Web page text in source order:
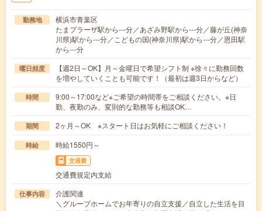
勤務地
横浜市青葉区
たまプラーザ駅から---分／あざみ野駅から---分／藤が丘(神奈
川県)駅から---分／こどもの国(神奈川県)駅から---分／恩田駅
から---分
曜日頻度
【週2日～OK】月～金曜日で希望シフト制 ※徐々に勤務回数
を増やしていくことも可能です！（最初は週3日からなど）
時間
9:00～17:00など※ご希望の時間帯をご相談ください。※日
勤、夜勤のみ、変則的な勤務等も相談OK…
期間 2ヶ月～OK ※スタート日はお気軽にご相談ください！
時給 時給1550円～
交通費
交通費規定内支給
仕事内容
介護関連
＼グループホームでお年寄りの自立支援／自立した生活を目